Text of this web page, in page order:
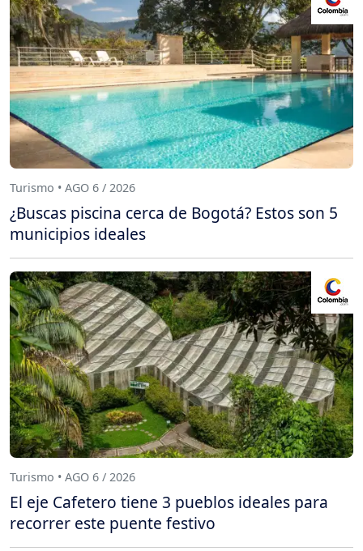
Turismo • AGO 6 / 2026
¿Buscas piscina cerca de Bogotá? Estos son 5
municipios ideales
Turismo • AGO 6 / 2026
El eje Cafetero tiene 3 pueblos ideales para
recorrer este puente festivo